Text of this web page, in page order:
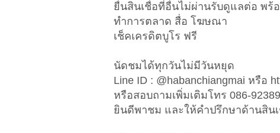
ยื่นสินเชื่อที่อื่นไม่ผ่านรับดูแลต่อ พร้
ทำการตลาด สื่อ โฆษณา
เช็คเครดิตบูโร ฟรี
นัดชมได้ทุกวันไม่มีวันหยุด
Line ID : @habanchiangmai หรือ
หรือสอบถามเพิ่มเติมโทร 086-
ยินดีพาชม และให้คำปรึกษาด้านสิน